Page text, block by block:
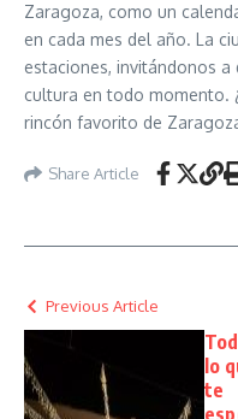
Zaragoza, como un
en cada mes del año. La
estaciones, invitándonos
cultura en todo momento.
rincón favorito de
Share Article
Previous Article
lo
te